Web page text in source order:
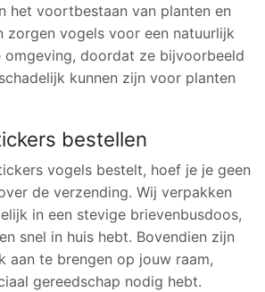
het voortbestaan van planten en
zorgen vogels voor een natuurlijk
omgeving, doordat ze bijvoorbeeld
kunnen zijn voor planten
bestellen
vogels bestelt, hoef je je geen
de verzending. Wij verpakken
in een stevige brievenbusdoos,
snel in huis hebt. Bovendien zijn
aan te brengen op jouw raam,
gereedschap nodig hebt.